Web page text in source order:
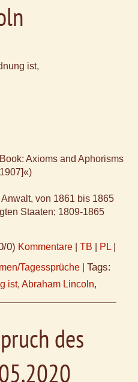
ist,
Axioms and Aphorisms
von 1861 bis 1865
Staaten; 1809-1865
0) Kommentare TB PL
Tagessprüche Tags:
ist, Abraham Lincoln,
des